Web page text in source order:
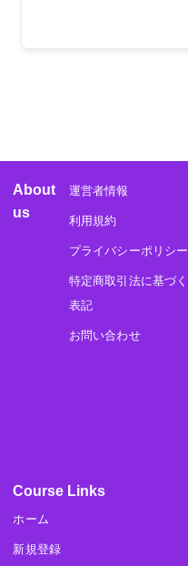
About
us
運営者情報
利用規約
プライバシーポリシー
特定商取引法に基づく
表記
お問い合わせ
Course Links
ホーム
新規登録